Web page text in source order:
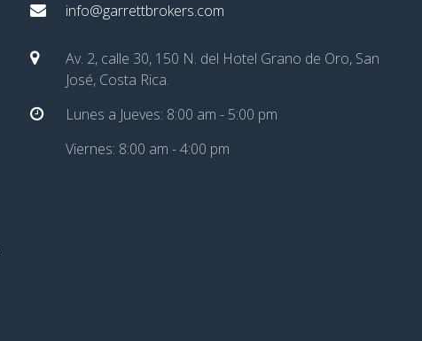
info@garrettbrokers.com
Av. 2, calle 30, 150 N. del Hotel Grano de Oro, San
José, Costa Rica.
Lunes a Jueves: 8:00 am - 5:00 pm
Viernes: 8:00 am - 4:00 pm